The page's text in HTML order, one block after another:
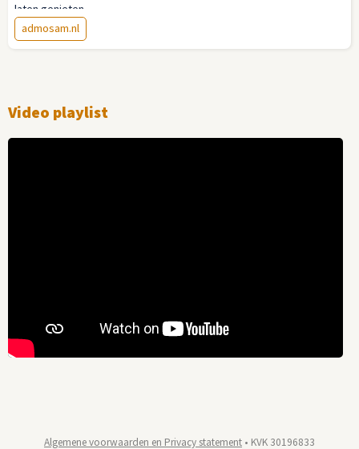
laten genieten.
admosam.nl
Video playlist
Algemene voorwaarden en Privacy statement • KVK 30196833